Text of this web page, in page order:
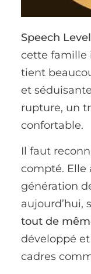
Speech
cette famille
tient
et
rupture, un
confortable.
Il faut
compté. Elle
génération
aujourd’hui,
tout de
développé
cadres